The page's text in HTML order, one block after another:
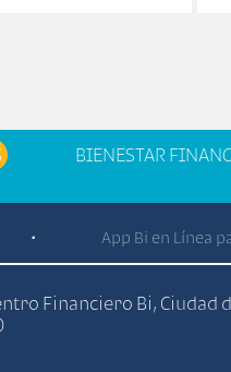
BIENESTAR
• App Bi en Línea
Financiero Bi, Ciudad